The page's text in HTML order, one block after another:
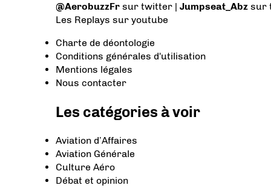
@AerobuzzFr sur twitter | Jumpseat_Abz sur
Les Replays sur youtube
Charte de déontologie
Conditions générales d'utilisation
Mentions légales
Nous contacter
Les catégories à voir
Aviation d’Affaires
Aviation Générale
Culture Aéro
Débat et opinion